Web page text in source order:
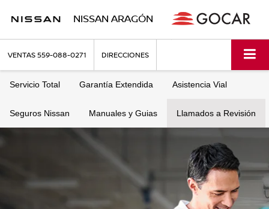
NISSAN ARAGÓN
VENTAS559-088-0271 DIRECCIONES
Servicio Total Garantía Extendida Asistencia Vial
Seguros Nissan Manuales y Guias Llamados a Revisión